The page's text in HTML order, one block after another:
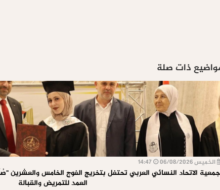
ذات صلة
الخميس 06/08/2026
جمعية الاتحاد النسائي العربي تحتفل بتخريج الفوج الخامس والعشرين
العمد للتمريض والقبالة